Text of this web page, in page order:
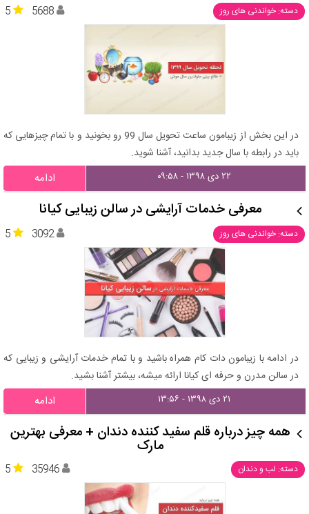
دسته: خواندنی های روز 5 5688
در این بخش از زیبامون ساعت تحویل سال 99 رو بخونید و با تمام چیزهایی که
باید در رابطه با سال جدید بدانید، آشنا شوید.
۲۲ دی ۱۳۹۸ - ۰۹:۵۸ ادامه
معرفی خدمات آرایشی در سالن زیبایی کیانا
دسته: خواندنی های روز 5 3092
در ادامه با زیبامون دات کام همراه باشید و با تمام خدمات آرایشی و زیبایی که
در سالن مدرن و حرفه ای کیانا ارائه میشه، بیشتر آشنا بشید.
۲۱ دی ۱۳۹۸ - ۱۳:۵۶ ادامه
همه چیز درباره قلم سفید کننده دندان + معرفی بهترین
مارک
دسته: لب و دندان 5 35946